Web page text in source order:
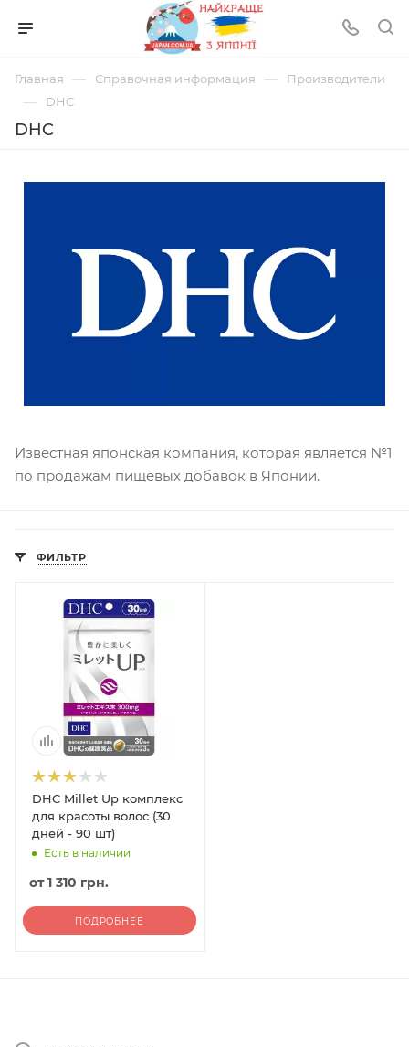
Главная — Справочная информация — Производители
— DHC
DHC
Известная японская компания, которая является №1
по продажам пищевых добавок в Японии.
ФИЛЬТР
DHC Millet Up комплекс
для красоты волос (30
дней - 90 шт)
Есть в наличии
от1 310 грн.
ПОДРОБНЕЕ